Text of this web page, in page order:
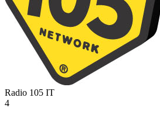
Radio 105 IT
4